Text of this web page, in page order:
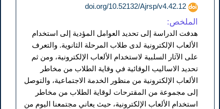
doi.org/10.52132/Ajrsp/v4.42.12
الملخص:
هدفت الدراسة إلى تحديد العوامل المؤدية إلى استخدام
الألعاب الإلكترونية لدى طلاب المرحلة الثانوية. والتعرف
على الآثار السلبية لاستخدام الألعاب الإلكترونية، ومن ثم
تحديد الاساليب الوقائية في وقاية الطلاب من مخاطر
الألعاب الإلكترونية من منظور الخدمة الاجتماعية، والتوصل
إلى مجموعة من المقترحات لوقاية الطلاب من مخاطر
استخدام الألعاب الإلكترونية، حيث يعاني مجتمعنا اليوم من